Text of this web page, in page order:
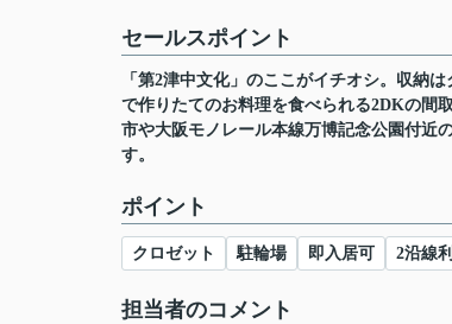
セールスポイント
「第2津中文化」のここがイチオシ。収納
で作りたてのお料理を食べられる2DKの間
市や大阪モノレール本線万博記念公園付近
す。
ポイント
クロゼット 駐輪場 即入居可 2沿線
担当者のコメント